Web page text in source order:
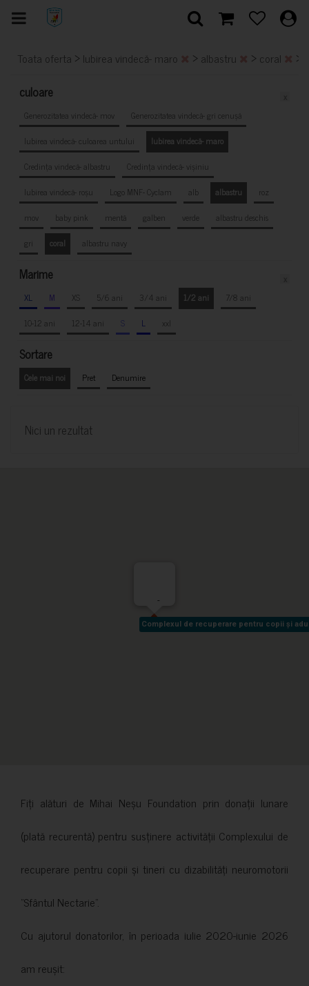
Toata oferta > Iubirea vindecă- maro > albastru > coral >
culoare
Generozitatea vindecă- mov
Generozitatea vindecă- gri cenușă
Iubirea vindecă- culoarea untului
Iubirea vindecă- maro
Credința vindecă- albastru
Credința vindecă- vișiniu
Iubirea vindecă- roșu
Logo MNF- Cyclam alb albastru
roz
mov
baby pink mentă galben verde
albastru deschis
gri
coral albastru navy
Marime
XL M XS 5/6 ani 3/4 ani 1/2 ani
7/8 ani
10-12 ani
12-14 ani S L xxl
Sortare
Cele mai noi Pret Denumire
Nici un rezultat
Complexul de recuperare pentru copii și
Complexul de recuperare pentru copii și
-
Fiți alături de Mihai Neșu Foundation prin donații lunare
(plată recurentă) pentru susținere activității Complexului de
recuperare pentru copii și tineri cu dizabilități neuromotorii
”Sfântul Nectarie”.
Cu ajutorul donatorilor, în perioada iulie 2020-iunie 2026
am reușit: